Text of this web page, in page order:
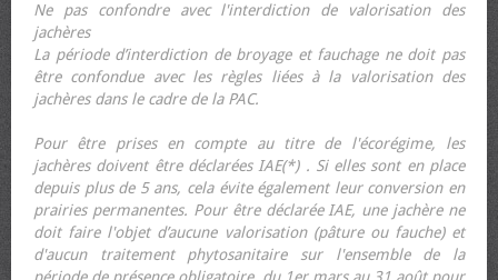
Ne pas confondre avec l'interdiction de valorisation des
jachères
La période d’interdiction de broyage et fauchage ne doit pas
être confondue avec les règles liées à la valorisation des
jachères dans le cadre de la PAC.
Pour être prises en compte au titre de l'écorégime, les
jachères doivent être déclarées IAE(*) . Si elles sont en place
depuis plus de 5 ans, cela évite également leur conversion en
prairies permanentes. Pour être déclarée IAE, une jachère ne
doit faire l'objet d’aucune valorisation (pâture ou fauche) et
d'aucun traitement phytosanitaire sur l'ensemble de la